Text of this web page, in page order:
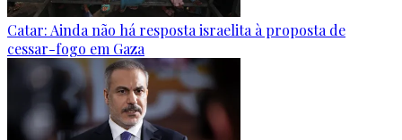
Catar: Ainda não há resposta israelita à proposta de
cessar-fogo em Gaza